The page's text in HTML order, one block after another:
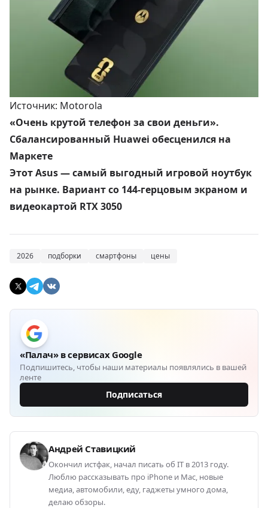
Источник: Motorola
«Очень крутой телефон за свои деньги».
Сбалансированный Huawei обесценился на
Маркете
Этот Asus — самый выгодный игровой ноутбук
на рынке. Вариант со 144-герцовым экраном и
видеокартой RTX 3050
2026 подборки смартфоны цены
«Палач» в сервисах Google
Подпишитесь, чтобы наши материалы появлялись в вашей
ленте
Подписаться
Андрей Ставицкий
Окончил истфак, начал писать об IT в 2013 году.
Люблю рассказывать про iPhone и Mac, новые
медиа, автомобили, еду, гаджеты умного дома,
делаю обзоры.